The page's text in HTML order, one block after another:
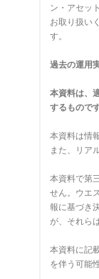
ン・アセッ
お取り扱い
す。
過去の運用
本資料は、
するものです
本資料は情
また、リア
本資料で第
せん。ウエ
報に基づき
が、それら
本資料に記
を伴う可能